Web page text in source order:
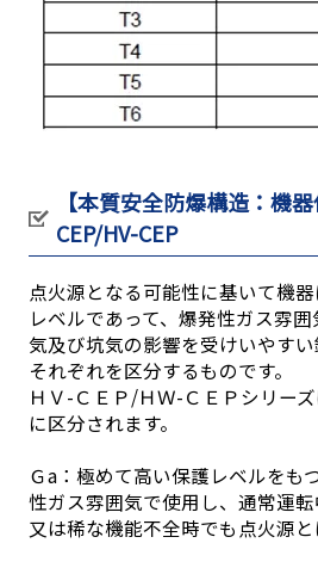
【本質安全防爆構造：機
CEP/HV-CEP
点火源となる可能性に基いて機
レベルであって、爆発性ガス雰
気及び坑気の影響を受けいやす
それぞれを区分するものです。
ＨＶ-ＣＥＰ/ＨＷ-ＣＥＰシリー
に区分されます。
Ｇa：極めて高い保護レベルをも
性ガス雰囲気で使用し、通常運
又は稀な機能不全時でも点火源